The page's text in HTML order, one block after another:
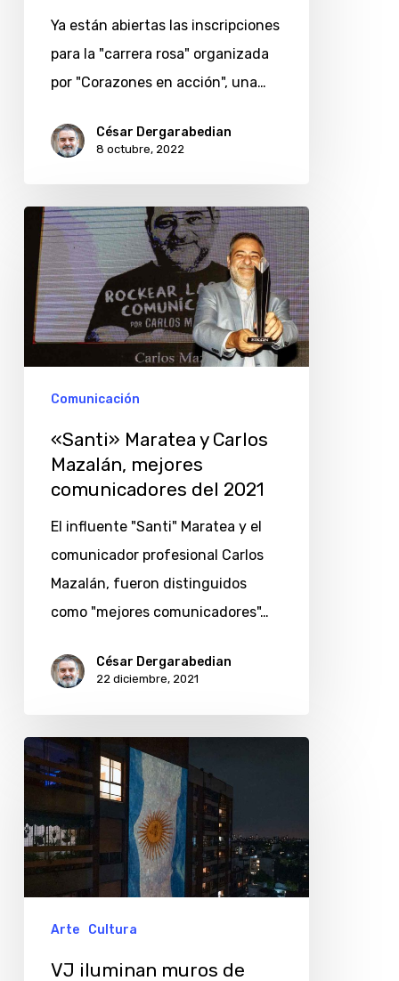
mama
Ya están abiertas las inscripciones
para la "carrera rosa" organizada
por "Corazones en acción", una…
César Dergarabedian
8 octubre, 2022
«Santi»
Maratea
Carlos
Mazalán,
comunicadores
2021
Comunicación
«Santi» Maratea y Carlos
Mazalán, mejores
comunicadores del 2021
El influente "Santi" Maratea y el
comunicador profesional Carlos
Mazalán, fueron distinguidos
como "mejores comunicadores"…
César Dergarabedian
22 diciembre, 2021
VJ
iluminan
muros
de
Argentina
Perú
Arte Cultura
VJ iluminan muros de